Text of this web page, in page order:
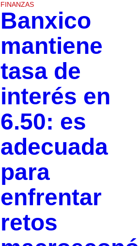
FINANZAS
Banxico
mantiene
tasa de
interés en
6.50: es
adecuada
para
enfrentar
retos